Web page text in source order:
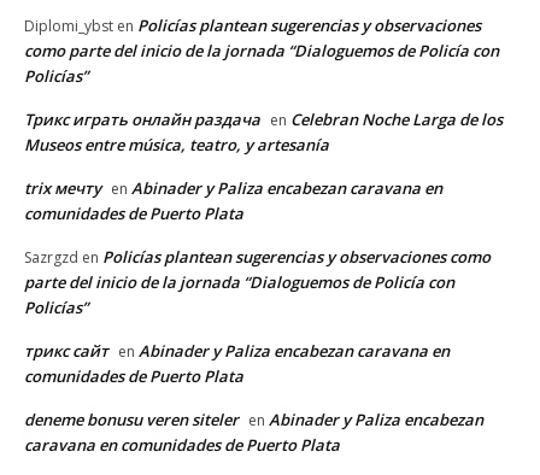
Diplomi_ybst en Policías plantean sugerencias y observaciones
como parte del inicio de la jornada “Dialoguemos de Policía con
Policías”
Трикс играть онлайн раздача en Celebran Noche Larga de los
Museos entre música, teatro, y artesanía
trix мечту en Abinader y Paliza encabezan caravana en
comunidades de Puerto Plata
Sazrgzd en Policías plantean sugerencias y observaciones como
parte del inicio de la jornada “Dialoguemos de Policía con
Policías”
трикс сайт en Abinader y Paliza encabezan caravana en
comunidades de Puerto Plata
deneme bonusu veren siteler en Abinader y Paliza encabezan
caravana en comunidades de Puerto Plata